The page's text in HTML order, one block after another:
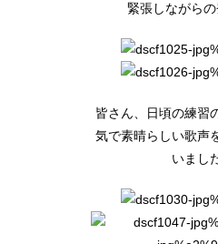
緊張しながらの
皆さん、日頃の練習
気で素晴らしい歌声
いまし